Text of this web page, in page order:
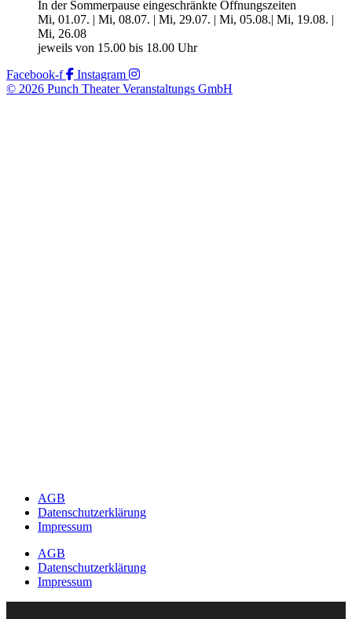
In der Sommerpause eingeschränkte Öffnungszeiten
Mi, 01.07. | Mi, 08.07. | Mi, 29.07. | Mi, 05.08.| Mi, 19.08. |
Mi, 26.08
jeweils von 15.00 bis 18.00 Uhr
Facebook-f
Instagram
© 2026 Punch Theater Veranstaltungs GmbH
AGB
Datenschutzerklärung
Impressum
AGB
Datenschutzerklärung
Impressum